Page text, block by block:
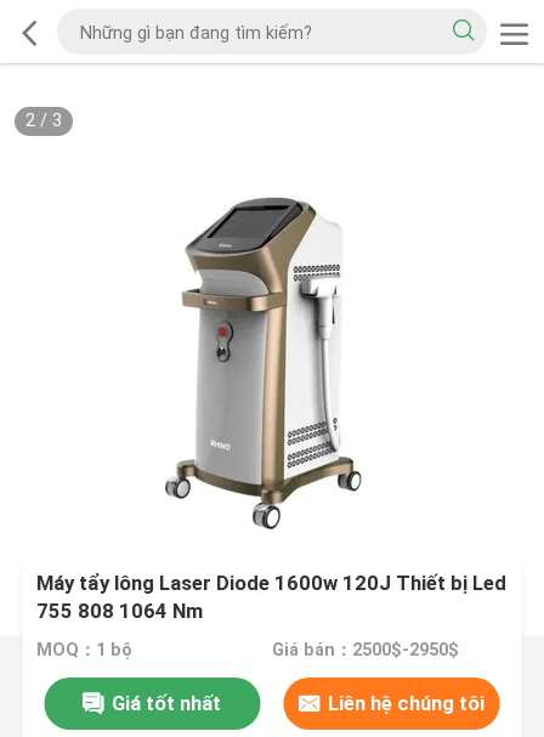
2/ 3
Máy tẩy lông Laser Diode 1600w 120J Thiết bị Led
755 808 1064 Nm
MOQ：1 bộ Giá bán：2500$-2950$
Giá tốt nhất Liên hệ chúng tôi